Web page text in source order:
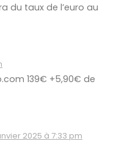
du taux de l’euro au
139€ +5,90€ de
2025 à 7:33 pm